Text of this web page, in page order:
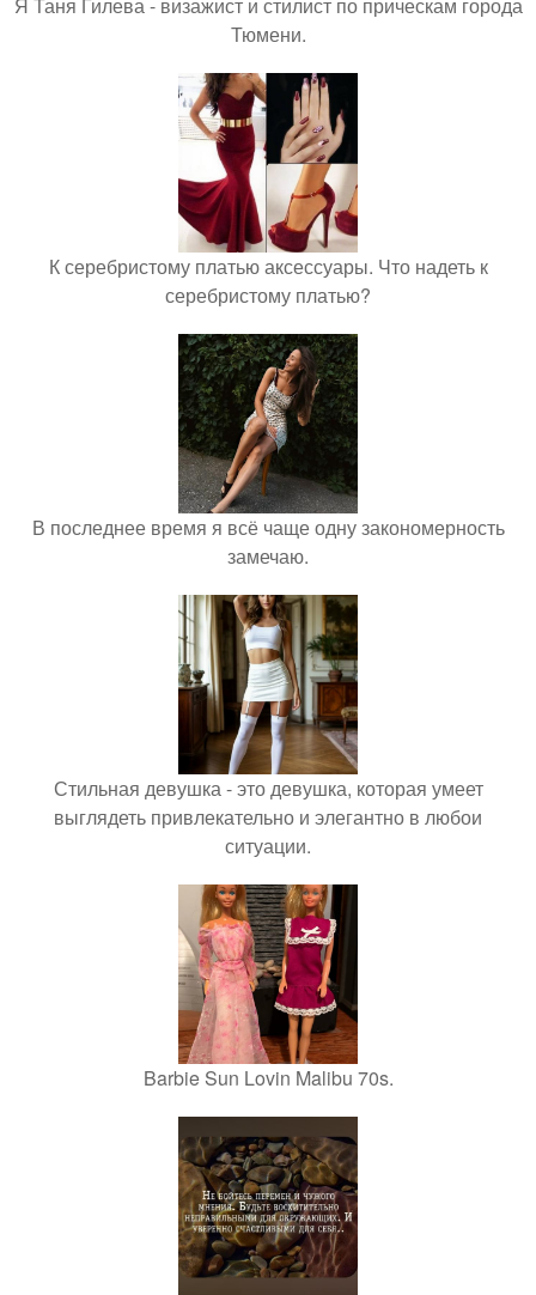
Тюмени.
К серебристому платью аксессуары. Что надеть к
серебристому платью?
В последнее время я всё чаще одну закономерность
замечаю.
Стильная девушка - это девушка, которая умеет
выглядеть привлекательно и элегантно в любои
ситуации.
Barbie Sun Lovin Malibu 70s.